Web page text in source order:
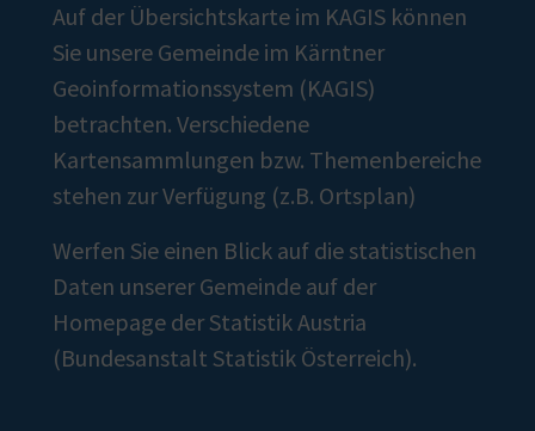
Auf der Übersichtskarte im KAGIS können
Sie unsere Gemeinde im Kärntner
Geoinformationssystem (KAGIS)
betrachten. Verschiedene
Kartensammlungen bzw. Themenbereiche
stehen zur Verfügung (z.B. Ortsplan)
Werfen Sie einen Blick auf die statistischen
Daten unserer Gemeinde auf der
Homepage der Statistik Austria
(Bundesanstalt Statistik Österreich).